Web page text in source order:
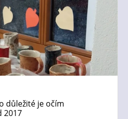
důležité je očím
2017